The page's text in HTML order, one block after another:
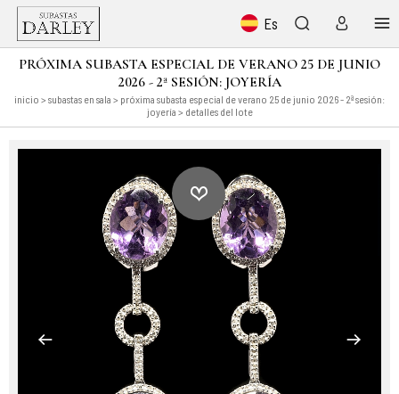
Es
PRÓXIMA SUBASTA ESPECIAL DE VERANO 25 DE JUNIO
2026 - 2ª SESIÓN: JOYERÍA
inicio > subastas en sala > próxima subasta especial de verano 25 de junio 2026 - 2ª sesión:
joyería > detalles del lote